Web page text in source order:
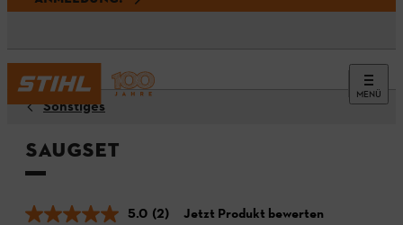
MENÜ
Sonstiges
Saugset
5.0 (2) Jetzt Produkt bewerten